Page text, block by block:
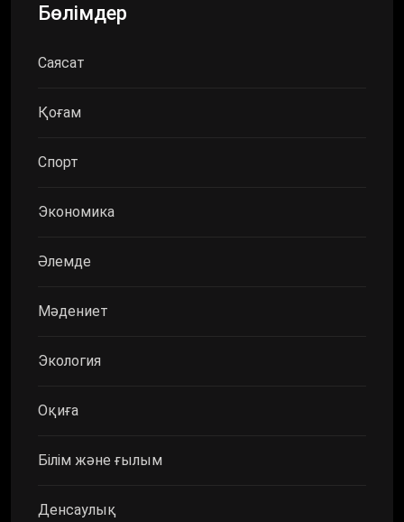
Бөлімдер
Саясат
Қоғам
Спорт
Экономика
Әлемде
Мәдениет
Экология
Оқиға
Білім және ғылым
Денсаулық